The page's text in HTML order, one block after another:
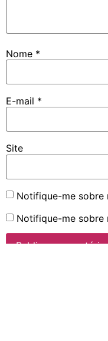
Nome *
E-mail *
Site
Notifique-me sobre
Notifique-me sobre